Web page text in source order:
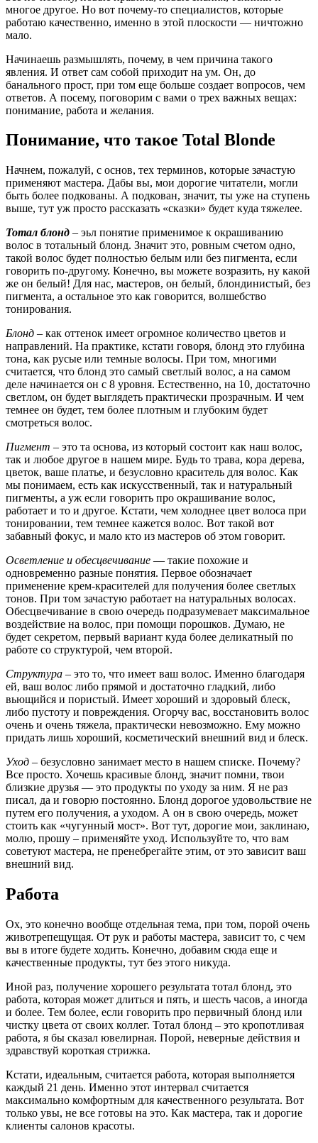
многое другое. Но вот почему-то специалистов, которые
работаю качественно, именно в этой плоскости — ничтожно
мало.
Начинаешь размышлять, почему, в чем причина такого
явления. И ответ сам собой приходит на ум. Он, до
банального прост, при том еще больше создает вопросов, чем
ответов. А посему, поговорим с вами о трех важных вещах:
понимание, работа и желания.
Понимание, что такое Total Blonde
Начнем, пожалуй, с основ, тех терминов, которые зачастую
применяют мастера. Дабы вы, мои дорогие читатели, могли
быть более подкованы. А подкован, значит, ты уже на ступень
выше, тут уж просто рассказать «сказки» будет куда тяжелее.
Тотал блонд – эьл понятие применимое к окрашиванию
волос в тотальный блонд. Значит это, ровным счетом одно,
такой волос будет полностью белым или без пигмента, если
говорить по-другому. Конечно, вы можете возразить, ну какой
же он белый! Для нас, мастеров, он белый, блондинистый, без
пигмента, а остальное это как говорится, волшебство
тонирования.
Блонд – как оттенок имеет огромное количество цветов и
направлений. На практике, кстати говоря, блонд это глубина
тона, как русые или темные волосы. При том, многими
считается, что блонд это самый светлый волос, а на самом
деле начинается он с 8 уровня. Естественно, на 10, достаточно
светлом, он будет выглядеть практически прозрачным. И чем
темнее он будет, тем более плотным и глубоким будет
смотреться волос.
Пигмент – это та основа, из который состоит как наш волос,
так и любое другое в нашем мире. Будь то трава, кора дерева,
цветок, ваше платье, и безусловно краситель для волос. Как
мы понимаем, есть как искусственный, так и натуральный
пигменты, а уж если говорить про окрашивание волос,
работает и то и другое. Кстати, чем холоднее цвет волоса при
тонировании, тем темнее кажется волос. Вот такой вот
забавный фокус, и мало кто из мастеров об этом говорит.
Осветление и обесцвечивание — такие похожие и
одновременно разные понятия. Первое обозначает
применение крем-красителей для получения более светлых
тонов. При том зачастую работает на натуральных волосах.
Обесцвечивание в свою очередь подразумевает максимальное
воздействие на волос, при помощи порошков. Думаю, не
будет секретом, первый вариант куда более деликатный по
работе со структурой, чем второй.
Структура – это то, что имеет ваш волос. Именно благодаря
ей, ваш волос либо прямой и достаточно гладкий, либо
вьющийся и пористый. Имеет хороший и здоровый блеск,
либо пустоту и повреждения. Огорчу вас, восстановить волос
очень и очень тяжела, практически невозможно. Ему можно
придать лишь хороший, косметический внешний вид и блеск.
Уход – безусловно занимает место в нашем списке. Почему?
Все просто. Хочешь красивые блонд, значит помни, твои
близкие друзья — это продукты по уходу за ним. Я не раз
писал, да и говорю постоянно. Блонд дорогое удовольствие не
путем его получения, а уходом. А он в свою очередь, может
стоить как «чугунный мост». Вот тут, дорогие мои, заклинаю,
молю, прошу – применяйте уход. Используйте то, что вам
советуют мастера, не пренебрегайте этим, от это зависит ваш
внешний вид.
Работа
Ох, это конечно вообще отдельная тема, при том, порой очень
животрепещущая. От рук и работы мастера, зависит то, с чем
вы в итоге будете ходить. Конечно, добавим сюда еще и
качественные продукты, тут без этого никуда.
Иной раз, получение хорошего результата тотал блонд, это
работа, которая может длиться и пять, и шесть часов, а иногда
и более. Тем более, если говорить про первичный блонд или
чистку цвета от своих коллег. Тотал блонд – это кропотливая
работа, я бы сказал ювелирная. Порой, неверные действия и
здравствуй короткая стрижка.
Кстати, идеальным, считается работа, которая выполняется
каждый 21 день. Именно этот интервал считается
максимально комфортным для качественного результата. Вот
только увы, не все готовы на это. Как мастера, так и дорогие
клиенты салонов красоты.